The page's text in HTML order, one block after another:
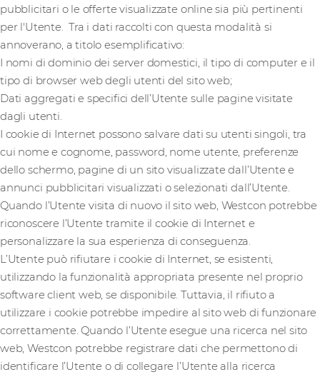
pubblicitari o le offerte visualizzate online sia più pertinenti
per l'Utente. Tra i dati raccolti con questa modalità si
annoverano, a titolo esemplificativo:
I nomi di dominio dei server domestici, il tipo di computer e il
tipo di browser web degli utenti del sito web;
Dati aggregati e specifici dell’Utente sulle pagine visitate
dagli utenti.
I cookie di Internet possono salvare dati su utenti singoli, tra
cui nome e cognome, password, nome utente, preferenze
dello schermo, pagine di un sito visualizzate dall’Utente e
annunci pubblicitari visualizzati o selezionati dall’Utente.
Quando l’Utente visita di nuovo il sito web, Westcon potrebbe
riconoscere l’Utente tramite il cookie di Internet e
personalizzare la sua esperienza di conseguenza.
L’Utente può rifiutare i cookie di Internet, se esistenti,
utilizzando la funzionalità appropriata presente nel proprio
software client web, se disponibile. Tuttavia, il rifiuto a
utilizzare i cookie potrebbe impedire al sito web di funzionare
correttamente. Quando l’Utente esegue una ricerca nel sito
web, Westcon potrebbe registrare dati che permettono di
identificare l’Utente o di collegare l’Utente alla ricerca